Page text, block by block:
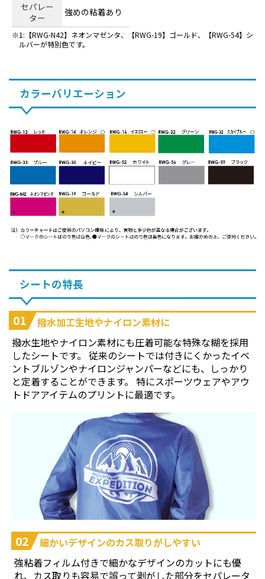
セパレー
ター
強めの粘着あり
1:【RWG-N42】ネオンマゼンタ、【RWG-19】ゴールド、【RWG-54】シ
ルバーが特別色です。
カラーバリエーション
シートの特長
01
撥水加工生地やナイロン素材に
撥水生地やナイロン素材にも圧着可能な特殊な糊を採用
したシートです。 従来のシートでは付きにくかったイベ
ントブルゾンやナイロンジャンパーなどにも、しっかり
と定着することができます。 特にスポーツウェアやアウ
トドアアイテムのプリントに最適です。
02
細かいデザインのカス取りがしやすい
強粘着フィルム付きで細かなデザインのカットにも優
れ、カス取りも容易で誤って剥がした部分をセパレータ